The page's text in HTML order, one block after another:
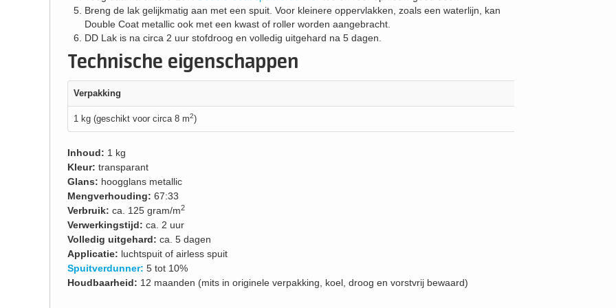
Breng de lak gelijkmatig aan met een spuit. Voor kleinere oppervlakken, zoals een waterlijn, kan
Double Coat metallic ook met een kwast of roller worden aangebracht.
DD Lak is na circa 2 uur stofdroog en volledig uitgehard na 5 dagen.
Technische eigenschappen
Verpakking
1 kg (geschikt voor circa 8 m2)
Inhoud: 1 kg
Kleur: transparant
Glans: hoogglans metallic
Mengverhouding: 67:33
Verbruik: ca. 125 gram/m2
Verwerkingstijd: ca. 2 uur
Volledig uitgehard: ca. 5 dagen
Applicatie: luchtspuit of airless spuit
Spuitverdunner: 5 tot 10%
Houdbaarheid: 12 maanden (mits in originele verpakking, koel, droog en vorstvrij bewaard)